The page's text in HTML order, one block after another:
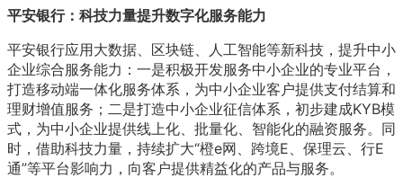
平安银行：科技力量提升数字化服务能力
平安银行应用大数据、区块链、人工智能等新科技，提升中小
企业综合服务能力：一是积极开发服务中小企业的专业平台，
打造移动端一体化服务体系，为中小企业客户提供支付结算和
理财增值服务；二是打造中小企业征信体系，初步建成KYB模
式，为中小企业提供线上化、批量化、智能化的融资服务。同
时，借助科技力量，持续扩大“橙e网、跨境E、保理云、行E
通”等平台影响力，向客户提供精益化的产品与服务。